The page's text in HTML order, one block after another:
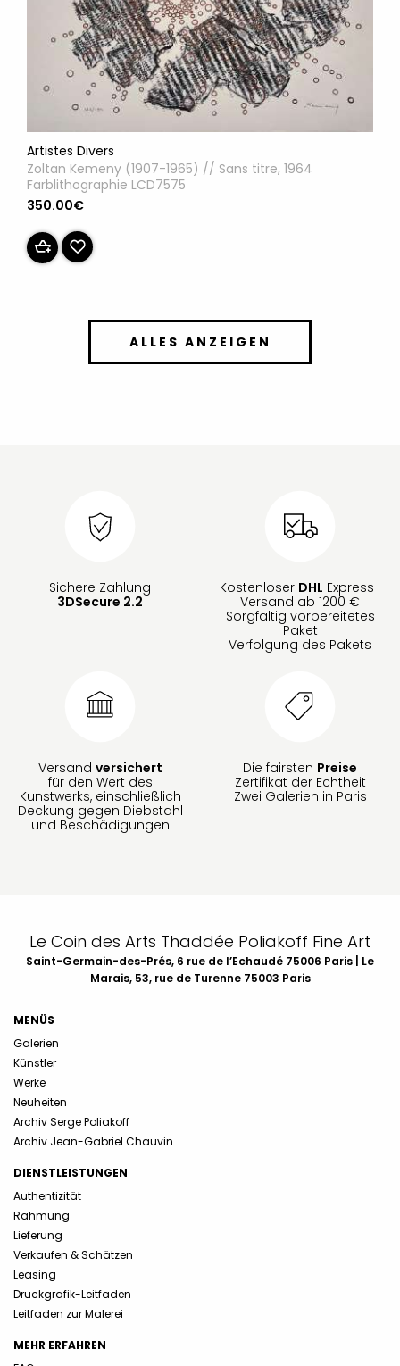
Artistes Divers
Zoltan Kemeny (1907-1965) // Sans titre, 1964
Farblithographie LCD7575
350.00€
ALLES ANZEIGEN
Sichere Zahlung
3DSecure 2.2
Kostenloser DHL Express-
Versand ab 1200 €
Sorgfältig vorbereitetes
Paket
Verfolgung des Pakets
Versand versichert
für den Wert des
Kunstwerks, einschließlich
Deckung gegen Diebstahl
und Beschädigungen
Die fairsten Preise
Zertifikat der Echtheit
Zwei Galerien in Paris
Le Coin des Arts Thaddée Poliakoff Fine Art
Saint-Germain-des-Prés, 6 rue de l’Echaudé 75006 Paris | Le
Marais, 53, rue de Turenne 75003 Paris
MENÜS
Galerien
Künstler
Werke
Neuheiten
Archiv Serge Poliakoff
Archiv Jean-Gabriel Chauvin
DIENSTLEISTUNGEN
Authentizität
Rahmung
Lieferung
Verkaufen & Schätzen
Leasing
Druckgrafik-Leitfaden
Leitfaden zur Malerei
MEHR ERFAHREN